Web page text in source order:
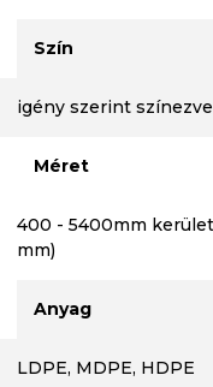
Szín
igény szerint színezve
Méret
400 - 5400mm
mm)
Anyag
LDPE, MDPE, HDPE